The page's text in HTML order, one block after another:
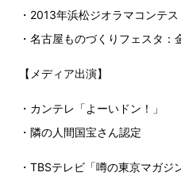
・2013年浜松ジオラマコンテ
・名古屋ものづくりフェスタ：
【メディア出演】
・カンテレ「よーいドン！」
・隣の人間国宝さん認定
・TBSテレビ「噂の東京マガジ